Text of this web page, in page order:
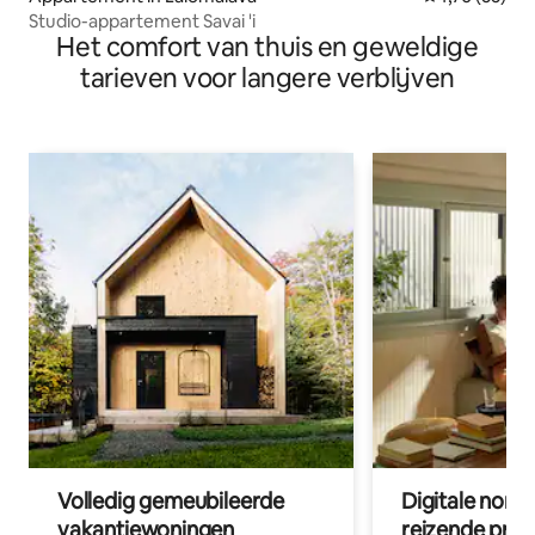
Studio-appartement Savai 'i
Het comfort van thuis en geweldige
tarieven voor langere verblijven
Volledig gemeubileerde
Digitale